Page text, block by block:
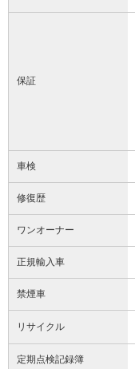
保証
車検
修復歴
ワンオーナー
正規輸入車
禁煙車
リサイクル
定期点検記録簿